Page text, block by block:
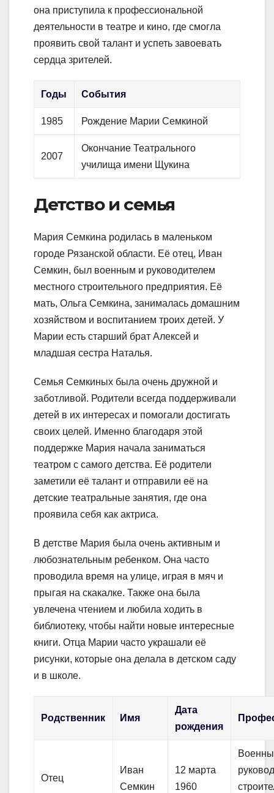
она приступила к профессиональной
деятельности в театре и кино, где смогла
проявить свой талант и успеть завоевать
сердца зрителей.
Годы События
1985 Рождение Марии Семкиной
2007
Окончание Театрального
училища имени Щукина
Детство и семья
Мария Семкина родилась в маленьком
городе Рязанской области. Её отец, Иван
Семкин, был военным и руководителем
местного строительного предприятия. Её
мать, Ольга Семкина, занималась домашним
хозяйством и воспитанием троих детей. У
Марии есть старший брат Алексей и
младшая сестра Наталья.
Семья Семкиных была очень дружной и
заботливой. Родители всегда поддерживали
детей в их интересах и помогали достигать
своих целей. Именно благодаря этой
поддержке Мария начала заниматься
театром с самого детства. Её родители
заметили её талант и отправили её на
детские театральные занятия, где она
проявила себя как актриса.
В детстве Мария была очень активным и
любознательным ребенком. Она часто
проводила время на улице, играя в мяч и
прыгая на скакалке. Также она была
увлечена чтением и любила ходить в
библиотеку, чтобы найти новые интересные
книги. Отца Марии часто украшали её
рисунки, которые она делала в детском саду
и в школе.
Родственник Имя
Дата
рождения
Отец
Иван
Семкин
12 марта
1960